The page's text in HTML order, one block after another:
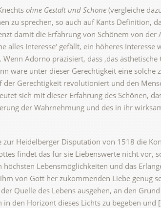
ohne Gestalt und Schöne (vergleiche
zu sprechen, so auch auf Kants Definition,
damit die Erfahrung von Schönem von der
alles Interesse‘ gefällt, ein höheres Interesse
Adorno präzisiert, dass ‚das ästhetische
wäre unter dieser Gerechtigkeit eine solche
Gerechtigkeit revolutioniert und den
sich mit dieser Erfahrung des Schönen,
der Wahrnehmung und des in ihr
Heidelberger Disputation von 1518 die
findet das für sie Liebenswerte nicht vor,
Lebensmöglichkeiten und das
von Gott her zukommenden Liebe genug
Quelle des Lebens ausgehen, an den
in den Horizont dieses Lichts zu begeben und